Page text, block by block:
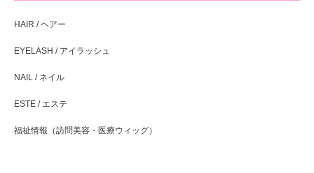
HAIR / ヘアー
EYELASH / アイラッシュ
NAIL / ネイル
ESTE / エステ
福祉情報（訪問美容・医療ウィッグ）